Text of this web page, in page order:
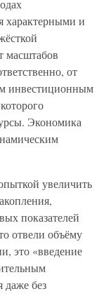
характерными и
масштабов
от
инвестиционным
Экономика
увеличить
показателей
отвели объёму
это «введение
даже без